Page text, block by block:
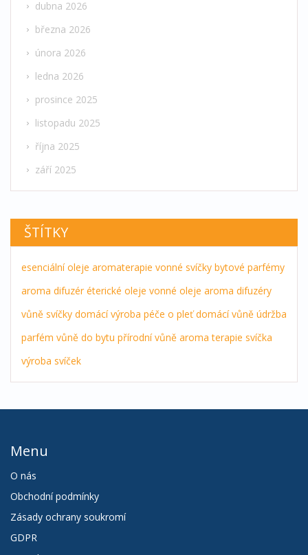
dubna 2026
března 2026
února 2026
ledna 2026
prosince 2025
listopadu 2025
října 2025
září 2025
ŠTÍTKY
esenciální oleje aromaterapie vonné svíčky bytové parfémy
aroma difuzér éterické oleje vonné oleje aroma difuzéry
vůně svíčky domácí výroba péče o pleť domácí vůně údržba
parfém vůně do bytu přírodní vůně aroma terapie svíčka
výroba svíček
Menu
O nás
Obchodní podmínky
Zásady ochrany soukromí
GDPR